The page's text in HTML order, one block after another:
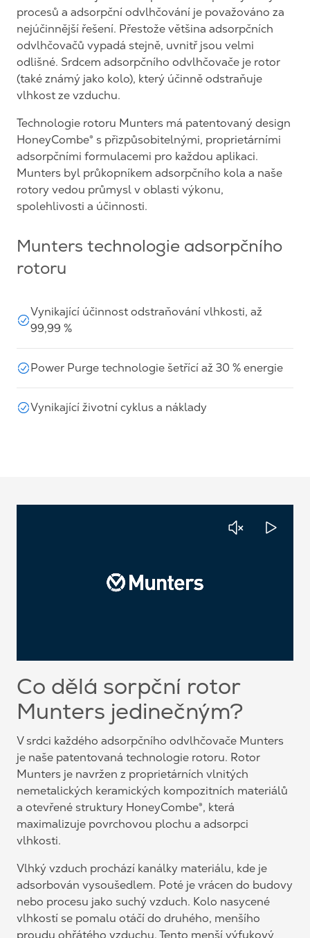
procesů a adsorpční odvlhčování je považováno za
nejúčinnější řešení. Přestože většina adsorpčních
odvlhčovačů vypadá stejně, uvnitř jsou velmi
odlišné. Srdcem adsorpčního odvlhčovače je rotor
(také známý jako kolo), který účinně odstraňuje
vlhkost ze vzduchu.
Technologie rotoru Munters má patentovaný design
HoneyCombe® s přizpůsobitelnými, proprietárními
adsorpčními formulacemi pro každou aplikaci.
Munters byl průkopníkem adsorpčního kola a naše
rotory vedou průmysl v oblasti výkonu,
spolehlivosti a účinnosti.
Munters technologie adsorpčního
rotoru
Vynikající účinnost odstraňování vlhkosti, až
99,99 %
Power Purge technologie šetřící až 30 % energie
Vynikající životní cyklus a náklady
Co dělá sorpční rotor
Munters jedinečným?
V srdci každého adsorpčního odvlhčovače Munters
je naše patentovaná technologie rotoru. Rotor
Munters je navržen z proprietárních vlnitých
nemetalických keramických kompozitních materiálů
a otevřené struktury HoneyCombe®, která
maximalizuje povrchovou plochu a adsorpci
vlhkosti.
Vlhký vzduch prochází kanálky materiálu, kde je
adsorbován vysoušedlem. Poté je vrácen do budovy
nebo procesu jako suchý vzduch. Kolo nasycené
vlhkostí se pomalu otáčí do druhého, menšího
proudu ohřátého vzduchu. Tento menší výfukový